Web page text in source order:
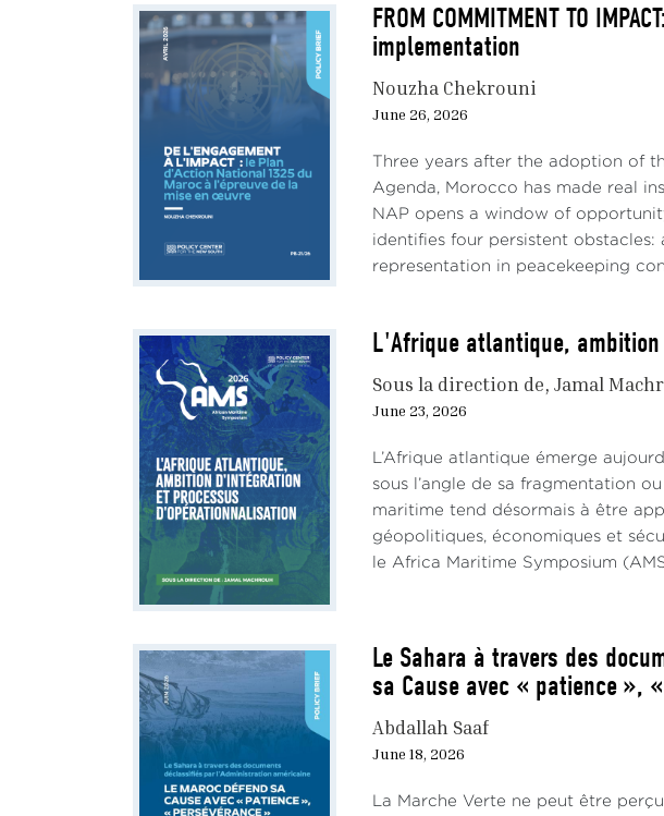
FROM COMMITMENT TO
implementation
Nouzha Chekrouni
June 26, 2026
Three years after the adoption of
Agenda, Morocco has made real
NAP opens a window of
identifies four persistent obstacles:
representation in peacekeeping
L'Afrique atlantique,
Sous la direction de Jamal
June 23, 2026
L’Afrique atlantique émerge
sous l’angle de sa fragmentation
maritime tend désormais à être
géopolitiques, économiques et
le Africa Maritime Symposium
Le Sahara à travers des
sa Cause avec « patience »,
Abdallah Saaf
June 18, 2026
La Marche Verte ne peut être